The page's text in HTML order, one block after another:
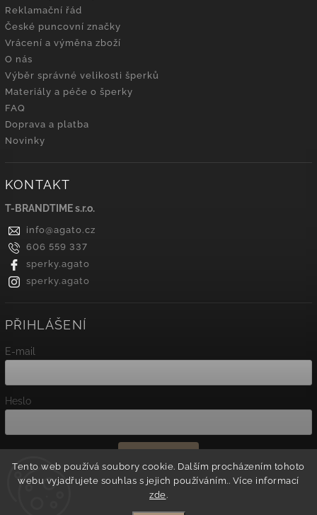
Tento web používá soubory cookie. Dalším procházením tohoto
webu vyjadřujete souhlas s jejich používáním.. Více informací
zde.
Reklamační řád
České puncovní značky
Vrácení a výměna zboží
O nás
Výběr správné velikosti šperků
Materiály a péče o šperky
FAQ
Doprava a platba
Novinky
KONTAKT
T-BRANDTIME s.r.o.
info@agato.cz
606 559 337
sperky.agato
sperky.agato
PŘIHLÁŠENÍ
E-mail
Heslo
Nová registrace